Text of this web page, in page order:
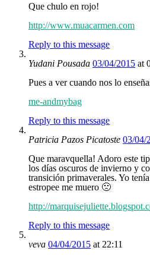
Que chulo en rojo!
http://www.muacarmen.com
Reply to this message
Yudani Pousada 03/04/2015 at
Pues a ver cuando nos lo
me-andmybag
Reply to this message
Patricia Pazos Picatoste 03/04/
Que maravquella! Adoro este
los días oscuros de invierno y
transición primaverales. Yo
estropee me muero 🙁
http://
Reply to this message
veva 04/04/2015 at 22:11